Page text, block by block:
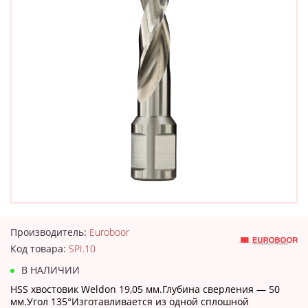
Производитель: Euroboor
Код товара: SPI.10
В НАЛИЧИИ
HSS хвостовик Weldon 19,05 мм.Глубина сверления — 50
мм.Угол 135°Изготавливается из одной сплошной